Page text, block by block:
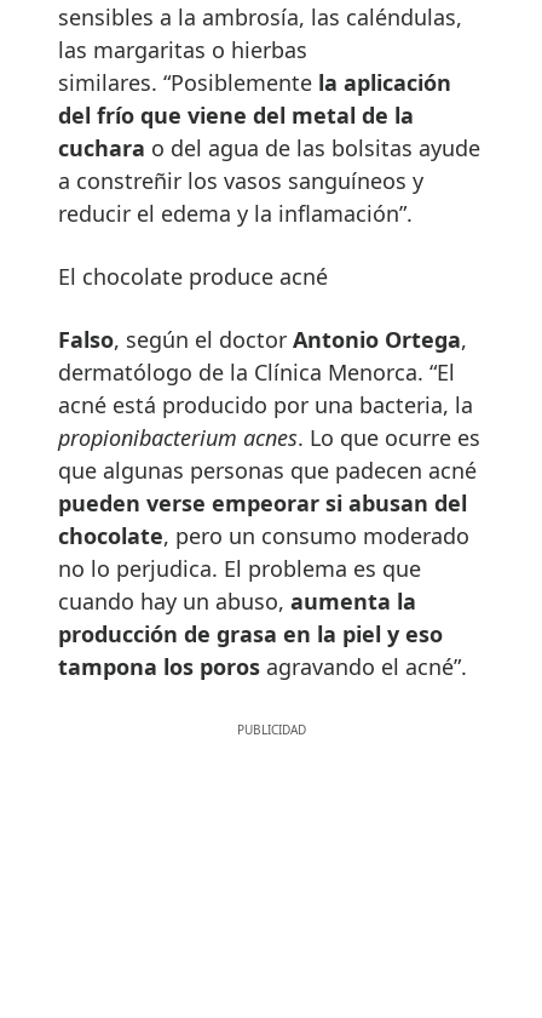
sensibles a la ambrosía, las caléndulas,
las margaritas o hierbas
similares. “Posiblemente la aplicación
del frío que viene del metal de la
cuchara o del agua de las bolsitas ayude
a constreñir los vasos sanguíneos y
reducir el edema y la inflamación”.
El chocolate produce acné
Falso, según el doctor Antonio Ortega,
dermatólogo de la Clínica Menorca. “El
acné está producido por una bacteria, la
propionibacterium acnes. Lo que ocurre es
que algunas personas que padecen acné
pueden verse empeorar si abusan del
chocolate, pero un consumo moderado
no lo perjudica. El problema es que
cuando hay un abuso, aumenta la
producción de grasa en la piel y eso
tampona los poros agravando el acné”.